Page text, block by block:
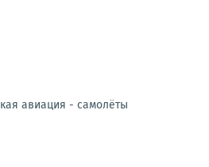
авиация - самолёты